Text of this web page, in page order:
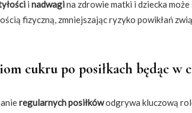
i nadwagina zdrowie matki i dziecka
fizyczną, zmniejszając ryzyko powikłań
cukru po posiłkach będąc w
regularnych posiłkówodgrywa kluczową